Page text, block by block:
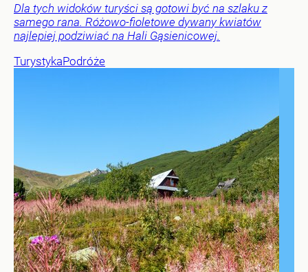
Dla tych widoków turyści są gotowi być na szlaku z
samego rana. Różowo-fioletowe dywany kwiatów
najlepiej podziwiać na Hali Gąsienicowej.
TurystykaPodróże